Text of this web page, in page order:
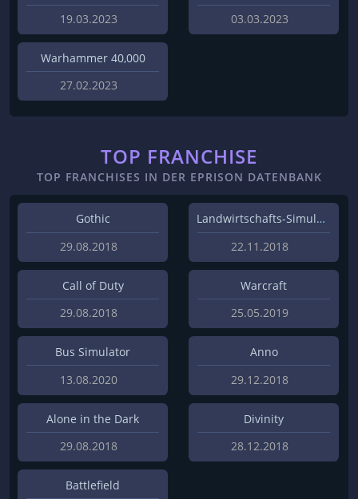
19.03.2023 03.03.2023
Warhammer 40,000
27.02.2023
TOP FRANCHISE
TOP FRANCHISES IN DER EPRISON DATENBANK
Gothic
29.08.2018
Landwirtschafts-Simulator
22.11.2018
Call of Duty
29.08.2018
Warcraft
25.05.2019
Bus Simulator
13.08.2020
Anno
29.12.2018
Alone in the Dark
29.08.2018
Divinity
28.12.2018
Battlefield